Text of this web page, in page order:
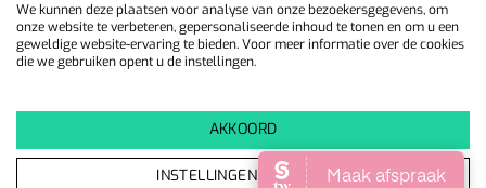
Veelgestelde vragen over Permanente Make
Doet de behandeling pijn?
We kunnen deze plaatsen voor analyse van onze bezoekersgegevens, om
onze website te verbeteren, gepersonaliseerde inhoud te tonen en om u een
geweldige website-ervaring te bieden. Voor meer informatie over de cookies
die we gebruiken opent u de instellingen.
AKKOORD
INSTELLINGEN WIJZIGEN